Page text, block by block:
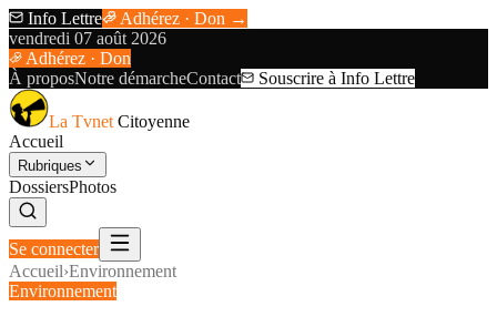
Info Lettre
Adhérez · Don →
vendredi 07 août 2026
Adhérez · Don
À proposNotre démarcheContact Souscrire à Info Lettre
La Tvnet Citoyenne
Accueil
Rubriques
DossiersPhotos
Se connecter
Accueil›Environnement
Environnement